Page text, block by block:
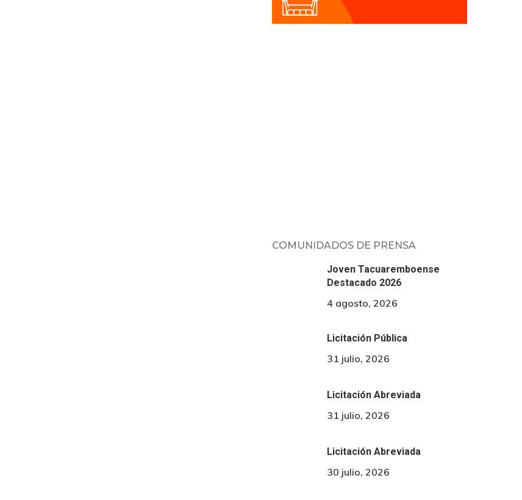
COMUNIDADOS DE PRENSA
Joven Tacuaremboense
Destacado 2026
4 agosto, 2026
Licitación Pública
31 julio, 2026
Licitación Abreviada
31 julio, 2026
Licitación Abreviada
30 julio, 2026